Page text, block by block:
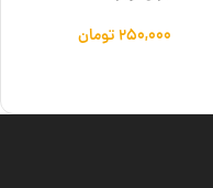
۲۵۰,۰۰۰تومان